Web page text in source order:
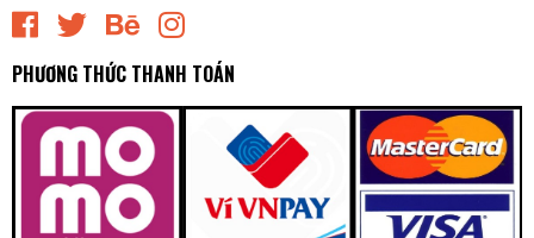
PHƯƠNG THỨC THANH TOÁN